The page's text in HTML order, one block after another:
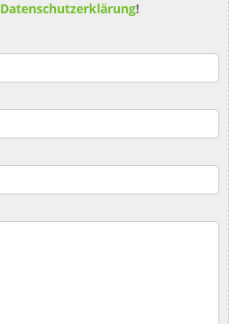
Datenschutzerklärung!